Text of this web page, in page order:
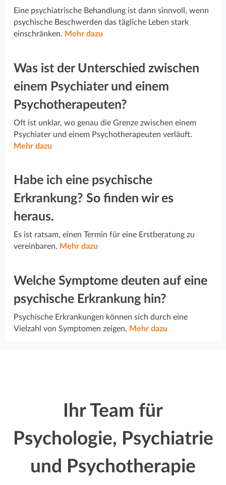
Eine psychiatrische Behandlung ist dann sinnvoll, wenn
psychische Beschwerden das tägliche Leben stark
einschränken. Mehr dazu
Was ist der Unterschied zwischen
einem Psychiater und einem
Psychotherapeuten?
Oft ist unklar, wo genau die Grenze zwischen einem
Psychiater und einem Psychotherapeuten verläuft.
Mehr dazu
Habe ich eine psychische
Erkrankung? So finden wir es
heraus.
Es ist ratsam, einen Termin für eine Erstberatung zu
vereinbaren. Mehr dazu
Welche Symptome deuten auf eine
psychische Erkrankung hin?
Psychische Erkrankungen können sich durch eine
Vielzahl von Symptomen zeigen. Mehr dazu
Ihr Team für
Psychologie, Psychiatrie
und Psychotherapie